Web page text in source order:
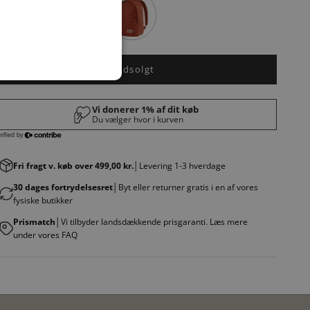
Udsolgt
Fri fragt v. køb over 499,00 kr. │Levering 1-3 hverdage
30 dages fortrydelsesret │Byt eller returner gratis i en af vores
fysiske butikker
Prismatch │Vi tilbyder landsdækkende prisgaranti. Læs mere
under vores FAQ